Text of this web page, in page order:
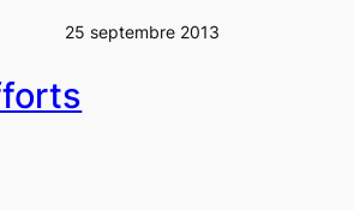
25 septembre 2013